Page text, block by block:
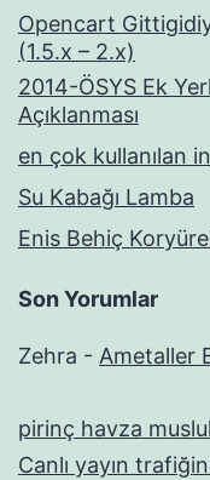
Opencart
(1.5.x – 2.x)
2014-ÖSYS Ek
Açıklanması
en çok kullanılan
Su Kabağı Lamba
Enis Behiç
Son Yorumlar
Zehra - Ametaller
pirinç havza
Canlı yayın